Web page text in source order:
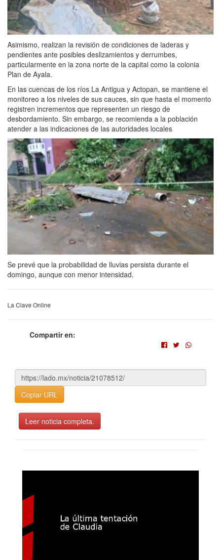
Asimismo, realizan la revisión de condiciones de laderas y
pendientes ante posibles deslizamientos y derrumbes,
particularmente en la zona norte de la capital como la colonia
Plan de Ayala.
En las cuencas de los ríos La Antigua y Actopan, se mantiene el
monitoreo a los niveles de sus cauces, sin que hasta el momento
registren incrementos que representen un riesgo de
desbordamiento. Sin embargo, se recomienda a la población
atender a las indicaciones de las autoridades locales
Se prevé que la probabilidad de lluvias persista durante el
domingo, aunque con menor intensidad.
La Clave Online
Compartir en:
Copiar URL
Leer noticia completa.